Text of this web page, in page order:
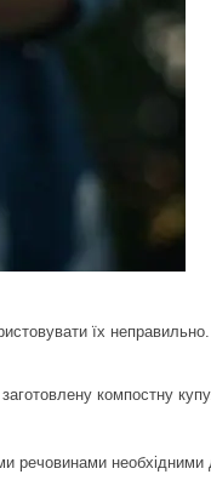
їх неправильно.
компостну купу.
речовинами